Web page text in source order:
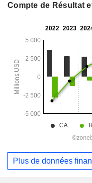
Compte de Résultat
Plus de données